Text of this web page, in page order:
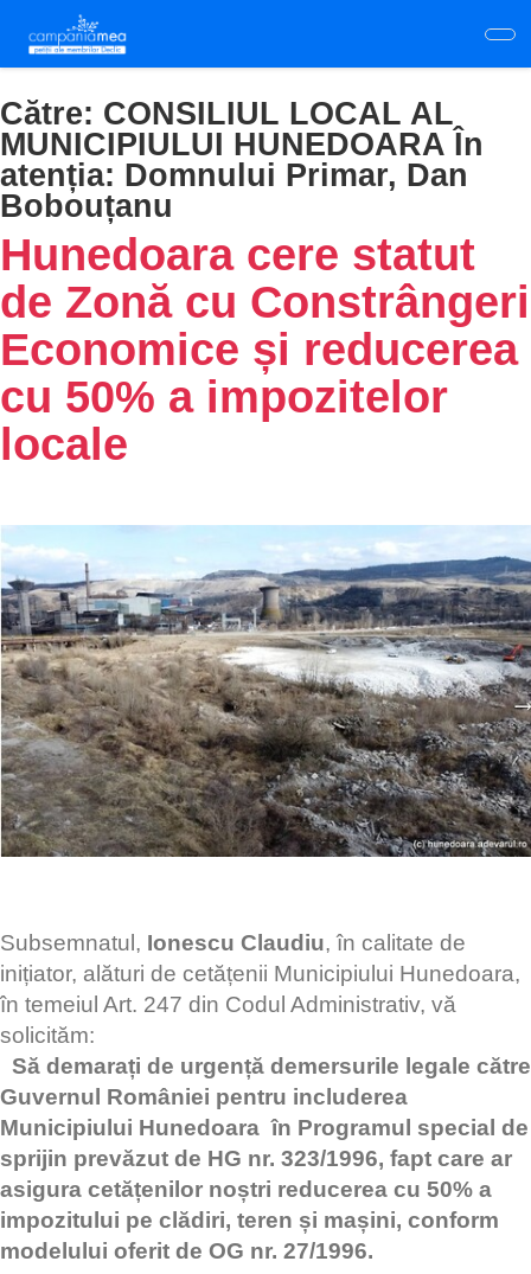
main
content
Către: CONSILIUL LOCAL AL
MUNICIPIULUI HUNEDOARA În
atenția: Domnului Primar, Dan
Bobouțanu
Hunedoara cere statut
de Zonă cu Constrângeri
Economice și reducerea
cu 50% a impozitelor
locale
Subsemnatul, Ionescu Claudiu, în calitate de
inițiator, alături de cetățenii Municipiului Hunedoara,
în temeiul Art. 247 din Codul Administrativ, vă
solicităm:
Să demarați de urgență demersurile legale către
Guvernul României pentru includerea
Municipiului Hunedoara în Programul special de
sprijin prevăzut de HG nr. 323/1996, fapt care ar
asigura cetățenilor noștri reducerea cu 50% a
impozitului pe clădiri, teren și mașini, conform
modelului oferit de OG nr. 27/1996.